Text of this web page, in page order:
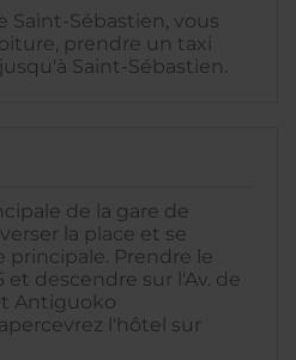
Saint-Sébastien, vous
prendre un taxi
Saint-Sébastien.
de la gare de
la place et se
principale. Prendre le
et descendre sur l'Av. de
Antiguoko
l'hôtel sur